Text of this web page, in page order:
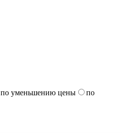
по уменьшению цены
по